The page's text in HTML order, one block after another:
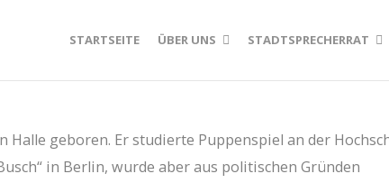
STARTSEITE ÜBER UNS STADTSPRECHERRAT
Halle geboren. Er studierte Puppenspiel an der
in Berlin, wurde aber aus politischen Gründen